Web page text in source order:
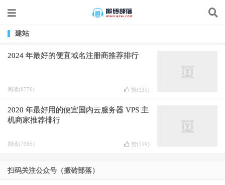
建站
2024 年最好的便宜域名注册商推荐排行
阅读(8776) 赞(135)
2020 年最好用的便宜国内云服务器 VPS 主
机商家推荐排行
阅读(7965) 赞(119)
扫码关注公众号（搬砖部落）